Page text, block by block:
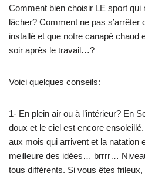
Comment bien choisir LE sport qui
lâcher? Comment ne pas s’arrêter
installé et que notre canapé chaud
soir après le travail…?
Voici quelques conseils:
1- En plein air ou à l’intérieur? En
doux et le ciel est encore
aux mois qui arrivent et la natation
meilleure des idées… brrrr…
tous différents. Si vous êtes